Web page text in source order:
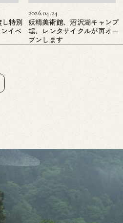
特別
イベ
2026.04.24
妖精美術館、沼沢湖キャンプ
場、レンタサイクルが再オー
プンします